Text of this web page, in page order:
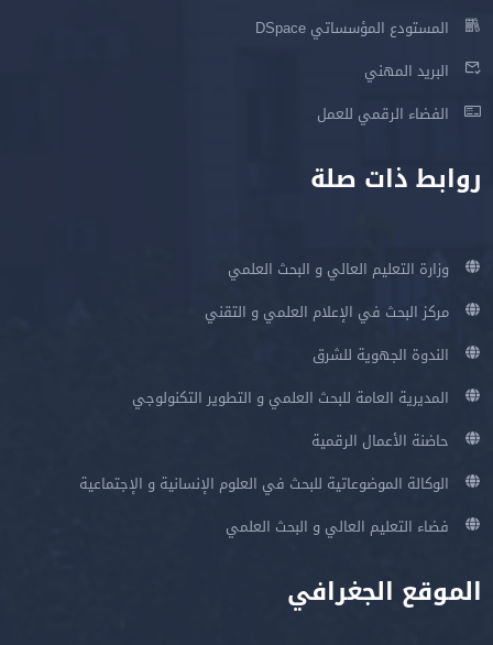
المستودع المؤسساتي DSpace
البريد المهني
الفضاء الرقمي للعمل
روابط ذات صلة
وزارة التعليم العالي و البحث العلمي
مركز البحث في الإعلام العلمي و التقني
الندوة الجهوية للشرق
المديرية العامة للبحث العلمي و التطوير التكنولوجي
حاضنة الأعمال الرقمية
الوكالة الموضوعاتية للبحث في العلوم الإنسانية و الإجتماعية
فضاء التعليم العالي و البحث العلمي
الموقع الجغرافي